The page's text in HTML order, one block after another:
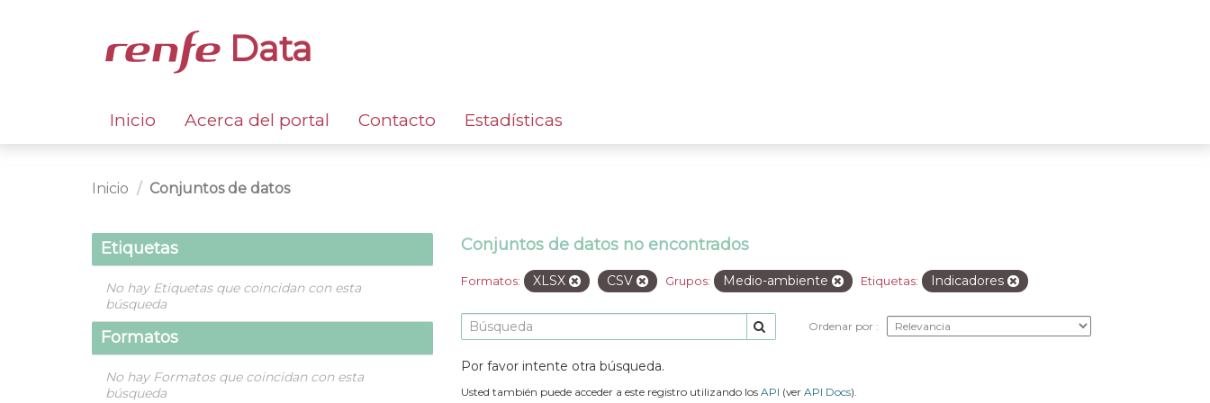
Data
Inicio Acerca del portal Contacto Estadísticas
Inicio Conjuntos de datos
Etiquetas
No hay Etiquetas que coincidan con esta
búsqueda
Formatos
No hay Formatos que coincidan con esta
búsqueda
Conjuntos de datos no encontrados
Formatos: XLSX CSV Grupos: Medio-ambiente Etiquetas: Indicadores
Ordenar por
Por favor intente otra búsqueda.
Usted también puede acceder a este registro utilizando los API (ver API Docs).